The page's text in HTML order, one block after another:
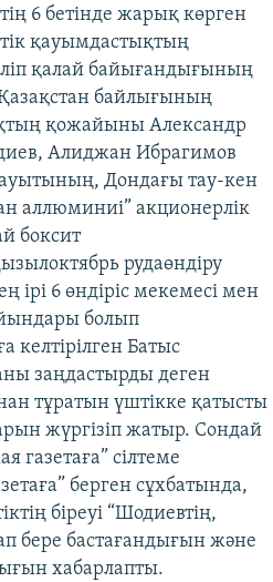
6 бетінде жарық көрген
қауымдастықтың
қалай байығандығының
байлығының
қожайыны Александр
Алиджан Ибрагимов
Дондағы тау-кен
аллюминиі” акционерлік
боксит
рудаөндіру
ірі 6 өндіріс мекемесі мен
болып
келтірілген Батыс
заңдастырды деген
тұратын үштікке қатысты
жүргізіп жатыр. Сондай
газетаға” сілтеме
берген сұхбатында,
біреуі “Шодиевтің,
бере бастағандығын және
хабарлапты.